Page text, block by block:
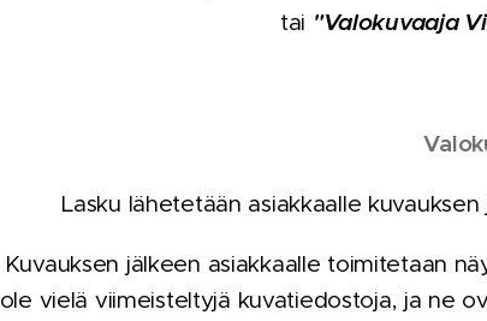
tai "Valokuvaaja
Lasku lähetetään asiakkaalle
Kuvauksen jälkeen asiakkaalle toimitetaan
ole vielä viimeisteltyjä kuvatiedostoja, ja ne